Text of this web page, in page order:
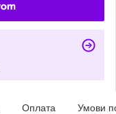
Оплата Умови